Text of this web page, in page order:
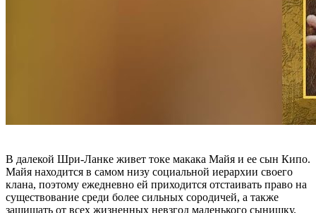
В далекой Шри-Ланке живет токе макака Майя и ее сын Кипо.
Майя находится в самом низу социальной иерархии своего
клана, поэтому ежедневно ей приходится отстаивать право на
существование среди более сильных сородичей, а также
защищать от всех жизненных невзгод маленького сынишку.